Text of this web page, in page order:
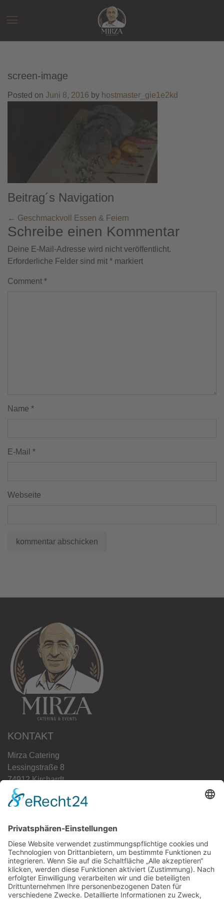
springen
☰
screen-image
Posted on Juni 8, 2016 by hostmaster_gie1e2kd
Beitrag´s Navigation
← Geschmackvoll Essen & Feiern
Schreibe einen Kommentar
Deine E-Mail-Adresse wird nicht veröffentlicht.
Erforderliche Felder sind mit * markiert
Comment *
Name *
E-Mail *
Webseite
KONTAKT
Mirza Catering
Lessingstraße 8
74912 Kirchardt
Tel.:+49 (0) 1514 617 4615
SOZIALE NETZWERKE
Facebook
Instagram
RECHTLICHES